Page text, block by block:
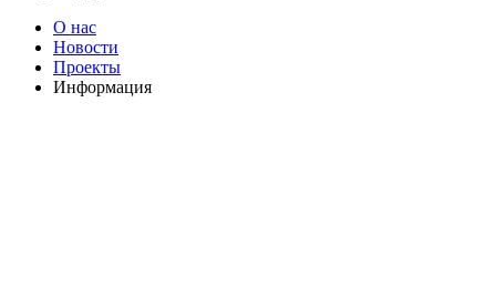
О нас
Новости
Проекты
Информация